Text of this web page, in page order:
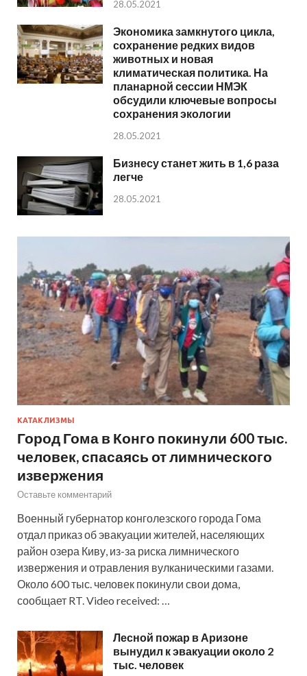
28.05.2021
Экономика замкнутого цикла,
сохранение редких видов
животных и новая
климатическая политика. На
планарной сессии НМЭК
обсудили ключевые вопросы
сохранения экологии
28.05.2021
Бизнесу станет жить в 1,6 раза
легче
28.05.2021
КАТАКЛИЗМЫ
Город Гома в Конго покинули 600 тыс.
человек, спасаясь от лимнического
извержения
Оставьте комментарий
Военный губернатор конголезского города Гома
отдал приказ об эвакуации жителей, населяющих
район озера Киву, из-за риска лимнического
извержения и отравления вулканическими газами.
Около 600 тыс. человек покинули свои дома,
сообщает RT. Video received: …
Лесной пожар в Аризоне
вынудил к эвакуации около 2
тыс. человек